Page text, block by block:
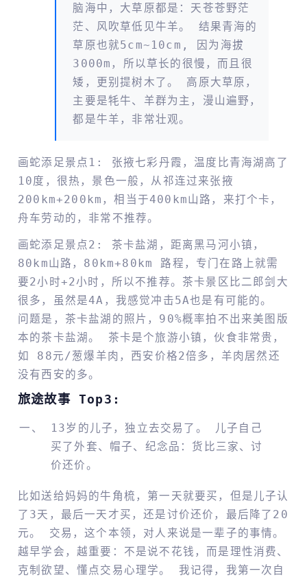
脑海中，大草原都是：天苍苍野茫
茫、风吹草低见牛羊。 结果青海的
草原也就5cm~10cm, 因为海拔
3000m，所以草长的很慢，而且很
矮，更别提树木了。 高原大草原，
主要是牦牛、羊群为主，漫山遍野，
都是牛羊，非常壮观。
画蛇添足景点1: 张掖七彩丹霞，温度比青海湖高了
10度，很热，景色一般，从祁连过来张掖
200km+200km，相当于400km山路，来打个卡，
舟车劳动的，非常不推荐。
画蛇添足景点2: 茶卡盐湖，距离黑马河小镇，
80km山路，80km+80km 路程，专门在路上就需
要2小时+2小时，所以不推荐。茶卡景区比二郎剑大
很多，虽然是4A，我感觉冲击5A也是有可能的。
问题是，茶卡盐湖的照片，90%概率拍不出来美图版
本的茶卡盐湖。 茶卡是个旅游小镇，伙食非常贵，
如 88元/葱爆羊肉，西安价格2倍多，羊肉居然还
没有西安的多。
旅途故事 Top3:
13岁的儿子，独立去交易了。 儿子自己
买了外套、帽子、纪念品：货比三家、讨
价还价。
比如送给妈妈的牛角梳，第一天就要买，但是儿子认
了3天，最后一天才买，还是讨价还价，最后降了20
元。 交易，这个本领，对人来说是一辈子的事情。
越早学会，越重要：不是说不花钱，而是理性消费、
克制欲望、懂点交易心理学。 我记得，我第一次自